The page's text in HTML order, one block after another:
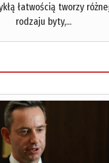
łatwością tworzy
rodzaju byty,...